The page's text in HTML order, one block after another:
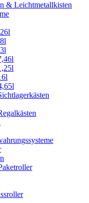
& Leichtmetallkisten